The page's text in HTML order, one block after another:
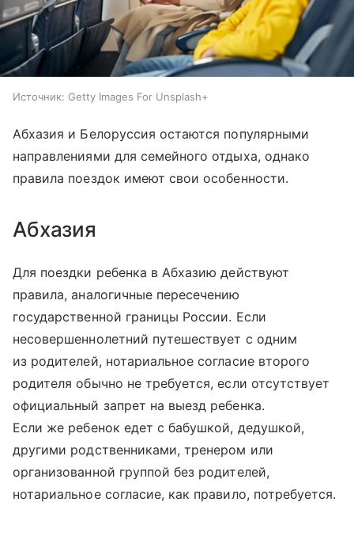
Источник: Getty Images For Unsplash+
Абхазия и Белоруссия остаются популярными
направлениями для семейного отдыха, однако
правила поездок имеют свои особенности.
Абхазия
Для поездки ребенка в Абхазию действуют
правила, аналогичные пересечению
государственной границы России. Если
несовершеннолетний путешествует с одним
из родителей, нотариальное согласие второго
родителя обычно не требуется, если отсутствует
официальный запрет на выезд ребенка.
Если же ребенок едет с бабушкой, дедушкой,
другими родственниками, тренером или
организованной группой без родителей,
нотариальное согласие, как правило, потребуется.